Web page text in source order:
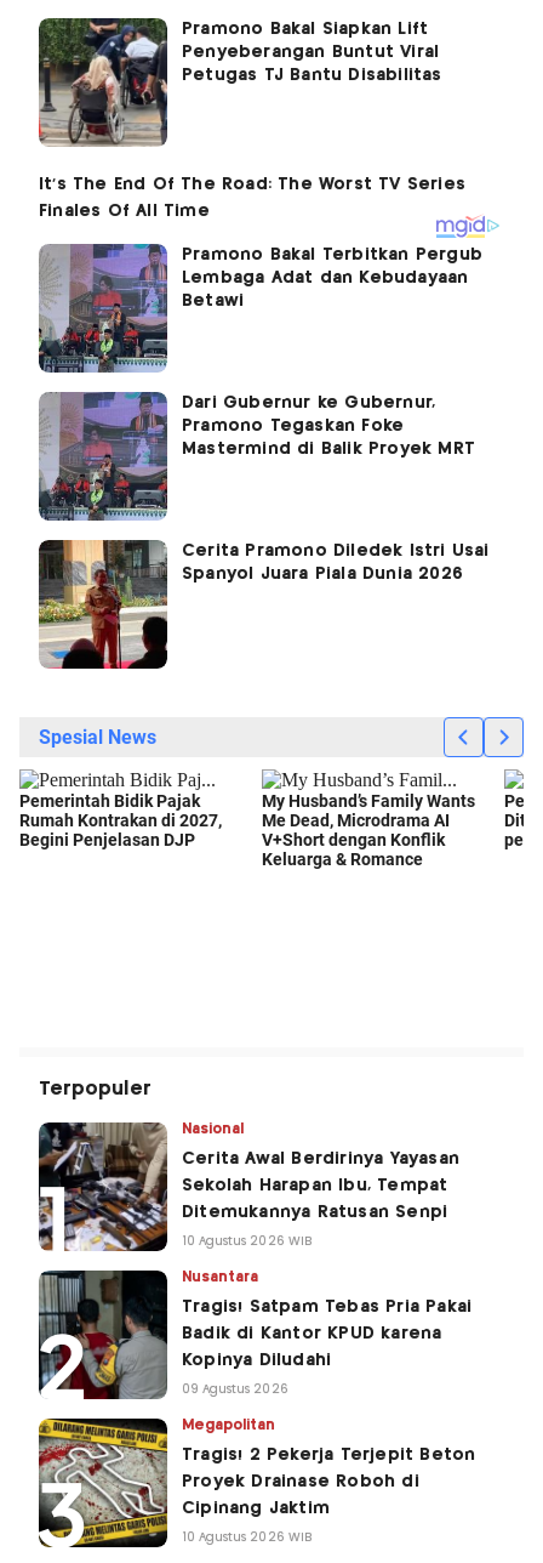
Pramono Bakal Siapkan Lift
Penyeberangan Buntut Viral
Petugas TJ Bantu Disabilitas
Pramono Bakal Terbitkan Pergub
Lembaga Adat dan Kebudayaan
Betawi
Dari Gubernur ke Gubernur,
Pramono Tegaskan Foke
Mastermind di Balik Proyek MRT
Cerita Pramono Diledek Istri Usai
Spanyol Juara Piala Dunia 2026
Terpopuler
Nasional
Cerita Awal Berdirinya Yayasan
Sekolah Harapan Ibu, Tempat
Ditemukannya Ratusan Senpi
10 Agustus 2026 WIB
Nusantara
Tragis! Satpam Tebas Pria Pakai
Badik di Kantor KPUD karena
Kopinya Diludahi
09 Agustus 2026
Megapolitan
Tragis! 2 Pekerja Terjepit Beton
Proyek Drainase Roboh di
Cipinang Jaktim
10 Agustus 2026 WIB